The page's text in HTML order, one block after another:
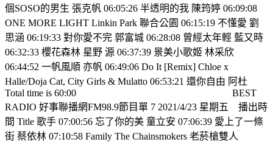
個SOSO的男生 張克帆 06:05:26 半透明的我 陳筠婷 06:09:08
ONE MORE LIGHT Linkin Park 聯合公園 06:15:19 不懂愛 劉
思涵 06:19:33 對你愛不完 郭富城 06:28:08 曾經太年輕 藍又時
06:32:33 櫻花森林 星野 源 06:37:39 景美小歌姬 林采欣
06:44:52 一帆風順 亦帆 06:49:06 Do It [Remix] Chloe x
Halle/Doja Cat, City Girls & Mulatto 06:53:21 還你自由 阿杜
Total time is 60:00
BEST
RADIO 好事聯播網FM98.9節目單 7 2021/4/23 星期五
播出時
間 Title 歌手 07:00:56 忘了你的美 童立安 07:06:39 愛上了一條
街 蔡依林 07:10:58 Family The Chainsmokers 老菸槍雙人